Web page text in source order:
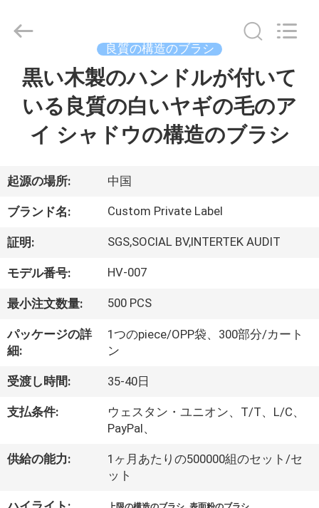
ダ
ク
ト
私
に
つ
い
2017
Chanmy
Cosmetics
良質の構造のブラシ
黒い木製のハンドルが付いて
いる良質の白いヤギの毛のア
イ シャドウの構造のブラシ
起源の場所: 中国
ブランド名: Custom Private Label
証明: SGS,SOCIAL BV,INTERTEK AUDIT
モデル番号: HV-007
最小注文数量: 500 PCS
パッケージの詳
細:
1つのpiece/OPP袋、300部分/カート
ン
受渡し時間: 35-40日
支払条件:
ウェスタン・ユニオン、T/T、L/C、
PayPal、
供給の能力:
1ヶ月あたりの500000組のセット/セ
ット